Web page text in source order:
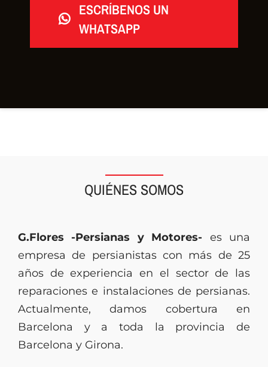
ESCRÍBENOS UN
WHATSAPP
QUIÉNES SOMOS
G.Flores -Persianas y Motores- es una
empresa de persianistas con más de 25
años de experiencia en el sector de las
reparaciones e instalaciones de persianas.
Actualmente, damos cobertura en
Barcelona y a toda la provincia de
Barcelona y Girona.